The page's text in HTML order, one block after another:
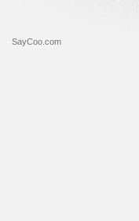
SayCoo.com